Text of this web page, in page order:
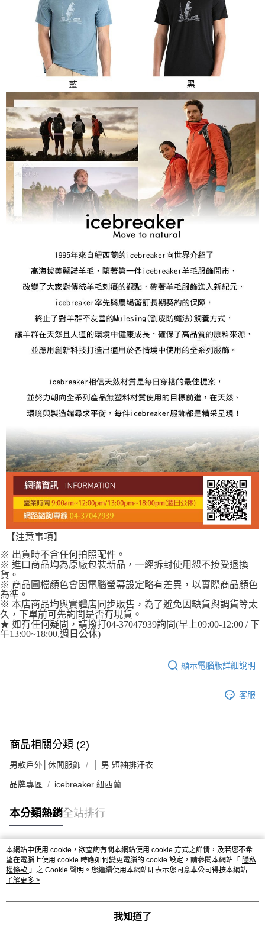
【注意事項】
※ 出貨時不含任何拍照配件。
※ 進口商品均為原廠包裝新品，一經拆封使用恕不接受退換
貨。
※ 商品圖檔顏色會因電腦螢幕設定略有差異，以實際商品顏色
為準。
※ 本店商品均與實體店同步販售，為了避免因缺貨與調貨等太
久，下單前可先詢問是否有現貨。
★ 如有任何疑問，請撥打04-37047939詢問(早上09:00-12:00 / 下
午13:00~18:00,週日公休)
顯示電腦版詳細說明
客服
商品相關分類 (2)
男款戶外│休閒服飾 ├ 男 短袖排汗衣
品牌專區 icebreaker 紐西蘭
本分類熱銷全站排行
熱門標籤
本網站中使用 cookie，欲查詢有關本網站使用 cookie 方式之詳情，及若您不希
望在電腦上使用 cookie 時應如何變更電腦的 cookie 設定，請參閱本網站「 隱私
權條款 」之 Cookie 聲明。您繼續使用本網站即表示您同意本公司得按本網站使
用條款之 Cookie 聲明使用 cookie。
了解更多 >
我知道了